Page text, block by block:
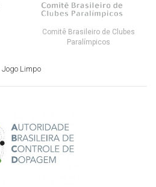
Comitê Brasileiro de Clubes
Paralímpicos
Jogo Limpo